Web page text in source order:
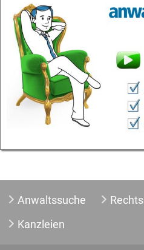
Anwaltssuche
Kanzleien